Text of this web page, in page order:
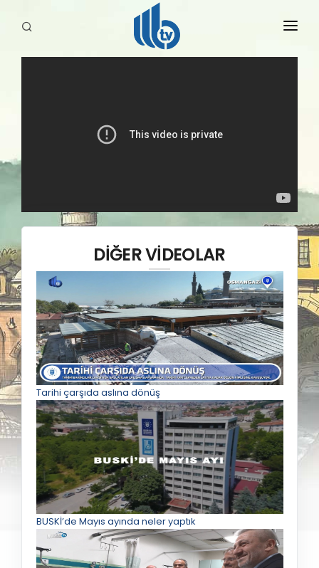
DİĞER VİDEOLAR
Tarihi çarşıda aslına dönüş
BUSKİ’de Mayıs ayında neler yaptık